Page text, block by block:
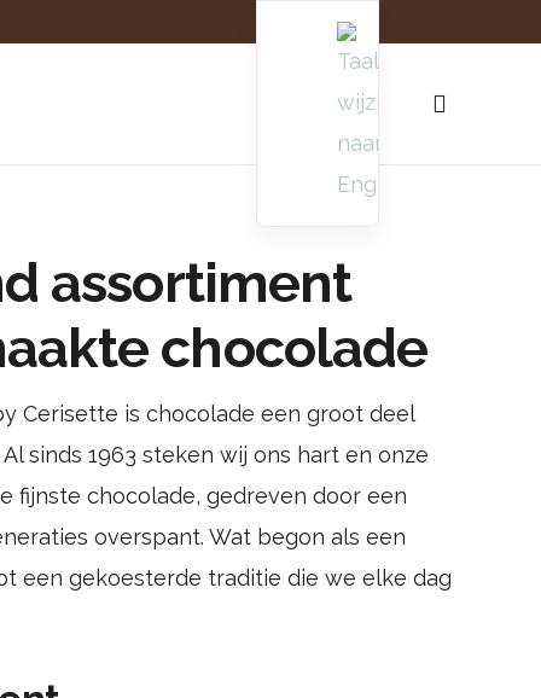
assortiment
chocolade
Cerisette is chocolade een groot deel
sinds 1963 steken wij ons hart en onze
fijnste chocolade, gedreven door een
overspant. Wat begon als een
een gekoesterde traditie die we elke dag